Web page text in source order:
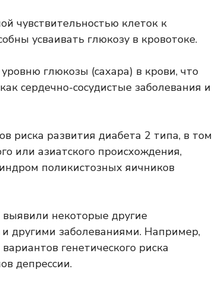
чувствительностью клеток к
усваивать глюкозу в кровотоке.
глюкозы (сахара) в крови, что
сердечно-сосудистые заболевания и
риска развития диабета 2 типа, в том
или азиатского происхождения,
поликистозных яичников
некоторые другие
другими заболеваниями. Например,
генетического риска
депрессии.